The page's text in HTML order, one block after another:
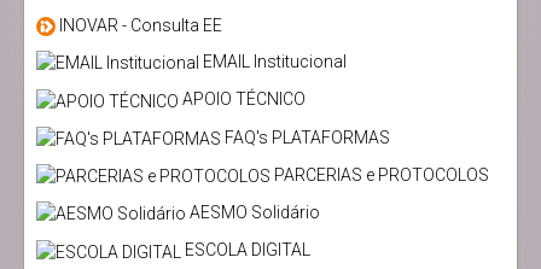
INOVAR - Consulta EE
EMAIL Institucional
APOIO TÉCNICO
FAQ's PLATAFORMAS
PARCERIAS e PROTOCOLOS
AESMO Solidário
ESCOLA DIGITAL